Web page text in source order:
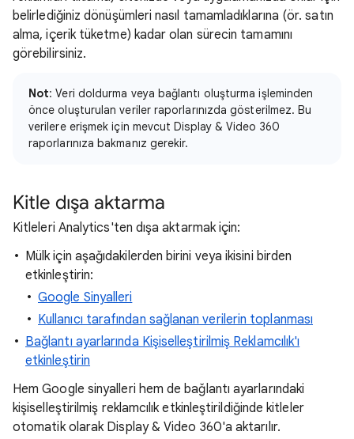
belirlediğiniz dönüşümleri nasıl tamamladıklarına (ör. satın
alma, içerik tüketme) kadar olan sürecin tamamını
görebilirsiniz.
Not: Veri doldurma veya bağlantı oluşturma işleminden
önce oluşturulan veriler raporlarınızda gösterilmez. Bu
verilere erişmek için mevcut Display & Video 360
raporlarınıza bakmanız gerekir.
Kitle dışa aktarma
Kitleleri Analytics'ten dışa aktarmak için:
Mülk için aşağıdakilerden birini veya ikisini birden
etkinleştirin:
Google Sinyalleri
Kullanıcı tarafından sağlanan verilerin toplanması
Bağlantı ayarlarında Kişiselleştirilmiş Reklamcılık'ı
etkinleştirin
Hem Google sinyalleri hem de bağlantı ayarlarındaki
kişiselleştirilmiş reklamcılık etkinleştirildiğinde kitleler
otomatik olarak Display & Video 360'a aktarılır.